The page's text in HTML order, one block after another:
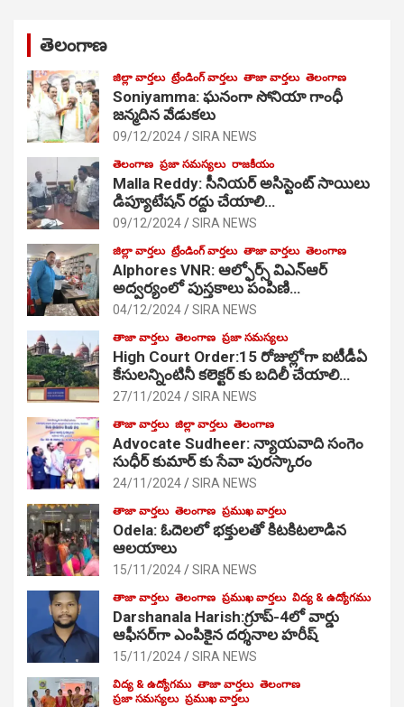
తెలంగాణ
జిల్లా వార్తలు ట్రేండింగ్ వార్తలు తాజా వార్తలు తెలంగాణ
Soniyamma: ఘ‌నంగా సోనియా గాంధీ
జ‌న్మ‌దిన వేడుక‌లు
09/12/2024 SIRA NEWS
తెలంగాణ ప్రజా సమస్యలు రాజకీయం
Malla Reddy: సీనియర్ అసిస్టెంట్ సాయిలు
డిప్యూటేషన్ రద్దు చేయాలి…
09/12/2024 SIRA NEWS
జిల్లా వార్తలు ట్రేండింగ్ వార్తలు తాజా వార్తలు తెలంగాణ
Alphores VNR: ఆల్ఫోర్స్ విఎన్ఆర్
అద్వర్యంలో పుస్తకాలు పంపిణి…
04/12/2024 SIRA NEWS
తాజా వార్తలు తెలంగాణ ప్రజా సమస్యలు
High Court Order:15 రోజుల్లోగా ఐటీడీఏ
కేసులన్నింటినీ కలెక్టర్ కు బదిలీ చేయాలి…
27/11/2024 SIRA NEWS
తాజా వార్తలు జిల్లా వార్తలు తెలంగాణ
Advocate Sudheer: న్యాయవాది సంగెం
సుధీర్ కుమార్ కు సేవా పురస్కారం
24/11/2024 SIRA NEWS
తాజా వార్తలు తెలంగాణ ప్రముఖ వార్తలు
Odela: ఓదెల‌లో భక్తులతో కిటకిటలాడిన
ఆల‌యాలు
15/11/2024 SIRA NEWS
తాజా వార్తలు తెలంగాణ ప్రముఖ వార్తలు విద్య & ఉద్యోగము
Darshanala Harish:గ్రూప్-4లో వార్డు
ఆఫీసర్‌గా ఎంపికైన దర్శనాల హరీష్
15/11/2024 SIRA NEWS
విద్య & ఉద్యోగము తాజా వార్తలు తెలంగాణ
ప్రజా సమస్యలు ప్రముఖ వార్తలు